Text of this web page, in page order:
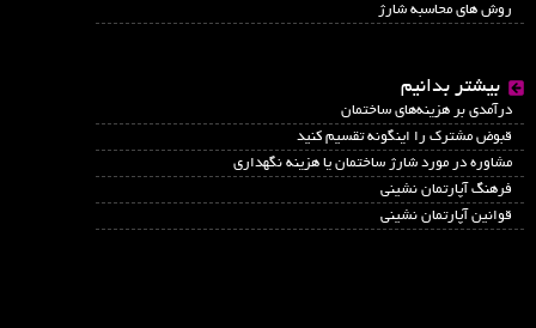
روش های محاسبه شارژ
بیشتر بدانیم
درآمدي بر هزينه‌هاي ساختمان
قبوض مشترک را اینگونه تقسیم کنید
مشاوره در مورد شارژ ساختمان یا هزینه نگهداری
فرهنگ آپارتمان نشینی
قوانین آپارتمان نشینی